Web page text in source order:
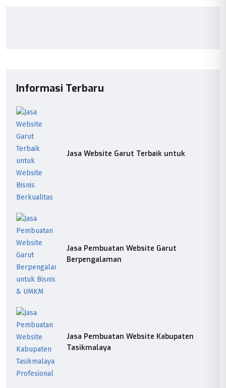
Informasi Terbaru
Jasa Website Garut Terbaik untuk
Jasa Pembuatan Website Garut
Berpengalaman
Jasa Pembuatan Website Kabupaten
Tasikmalaya